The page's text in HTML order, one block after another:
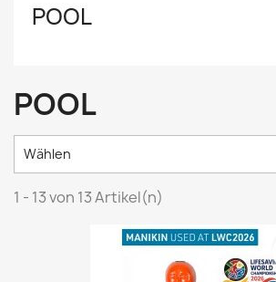
POOL
POOL
Wählen
1 - 13 von 13 Artikel(n)